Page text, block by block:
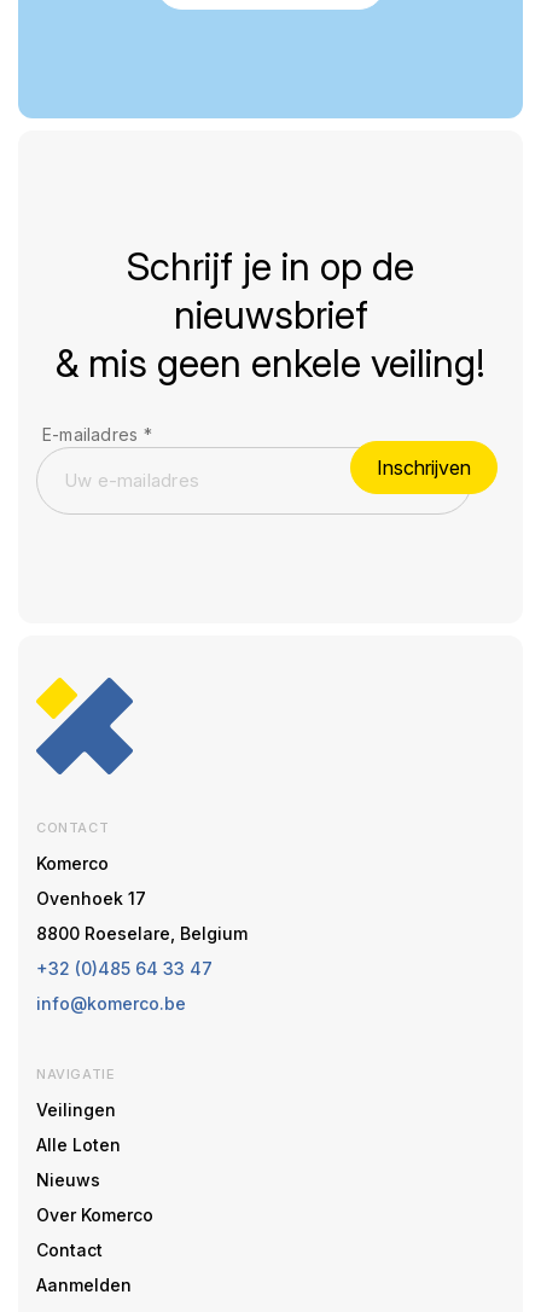
Schrijf je in op de
nieuwsbrief
& mis geen enkele veiling!
E-mailadres *
Inschrijven
CONTACT
Komerco
Ovenhoek 17
8800 Roeselare, Belgium
+32 (0)485 64 33 47
info@komerco.be
NAVIGATIE
Veilingen
Alle Loten
Nieuws
Over Komerco
Contact
Aanmelden